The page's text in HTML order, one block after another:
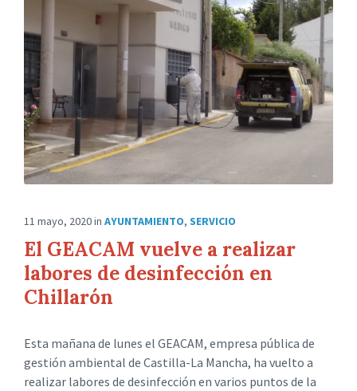
11 mayo, 2020in AYUNTAMIENTO, SERVICIO
El GEACAM vuelve a realizar
labores de desinfección en
Chillarón
Esta mañana de lunes el GEACAM, empresa pública de
gestión ambiental de Castilla-La Mancha, ha vuelto a
realizar labores de desinfección en varios puntos de la